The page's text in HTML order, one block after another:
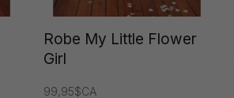
Robe My Little Flower
Girl
99,95$CA